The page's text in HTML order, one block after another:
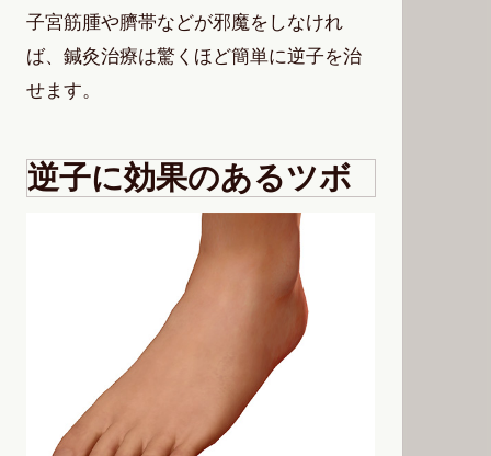
子宮筋腫や臍帯などが邪魔をしなけれ
ば、鍼灸治療は驚くほど簡単に逆子を治
せます。
逆子に効果のあるツボ